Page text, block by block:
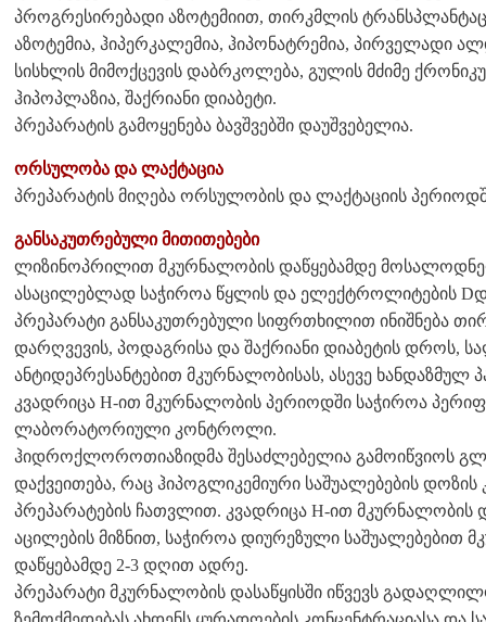
პროგრესირებადი აზოტემიით, თირკმლის
აზოტემია, ჰიპერკალემია, ჰიპონატრემია, პირველადი
სისხლის მიმოქცევის დაბრკოლება, გულის მძიმე
ჰიპოპლაზია, შაქრიანი დიაბეტი.
პრეპარატის გამოყენება ბავშვებში დაუშვებელია.
ორსულობა და ლაქტაცია
პრეპარატის მიღება ორსულობის და ლაქტაციის
განსაკუთრებული მითითებები
ლიზინოპრილით მკურნალობის დაწყებამდე
ასაცილებლად საჭიროა წყლის და ელექტროლიტების
პრეპარატი განსაკუთრებული სიფრთხილით ინიშნება
დარღვევის, პოდაგრისა და შაქრიანი დიაბეტის დროს,
ანტიდეპრესანტებით მკურნალობისას, ასევე ხანდაზმულ
კვადრიცა H-ით მკურნალობის პერიოდში საჭიროა
ლაბორატორიული კონტროლი.
ჰიდროქლოროთიაზიდმა შესაძლებელია გამოიწვიოს
დაქვეითება, რაც ჰიპოგლიკემიური საშუალებების
პრეპარატების ჩათვლით. კვადრიცა H-ით მკურნალობის
აცილების მიზნით, საჭიროა დიურეზული საშუალებებით
დაწყებამდე 2-3 დღით ადრე.
პრეპარატი მკურნალობის დასაწყისში იწვევს